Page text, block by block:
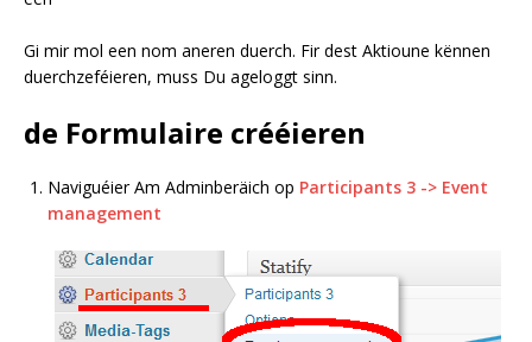
Gi mir mol een nom aneren duerch. Fir dest Aktioune kënnen
duerchzeféieren, muss Du ageloggt sinn.
de Formulaire crééieren
Naviguéier Am Adminberäich op Participants 3 -> Event
management